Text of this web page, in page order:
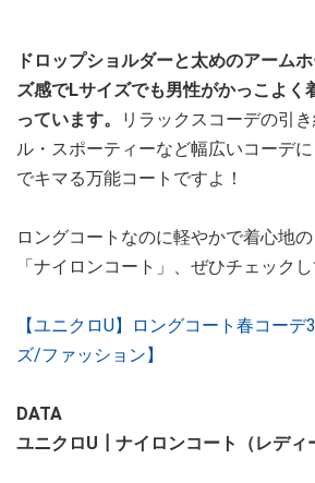
ドロップショルダーと太めのアーム
ズ感でLサイズでも男性がかっこよく
っています。
リラックスコーデの引
ル・スポーティーなど幅広いコーデ
でキマる万能コートですよ！
ロングコートなのに軽やかで着心地
「ナイロンコート」、ぜひチェック
【ユニクロU】ロングコート春コー
ズ/ファッション】
DATA
ユニクロU┃ナイロンコート（レディ